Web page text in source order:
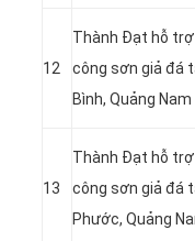
12
Thành Đạt hỗ
công sơn giả đá
Bình, Quảng Nam
13
Thành Đạt hỗ
công sơn giả đá
Phước, Quảng